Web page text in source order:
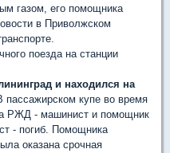
газом, его помощника
в Приволжском
поезда на станции
и находился на
пассажирском купе во время
РЖД - машинист и помощник
- погиб. Помощника
оказана срочная